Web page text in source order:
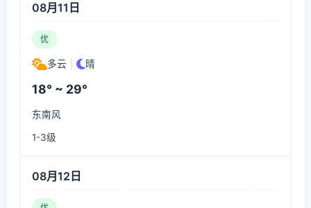
08月11日
优
多云 晴
18° ~ 29°
东南风
1-3级
08月12日